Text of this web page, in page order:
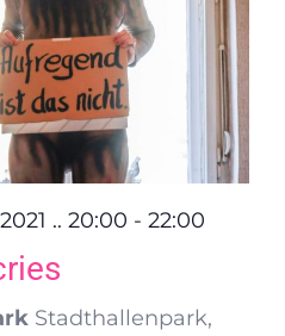
.. 20:00 - 22:00
Stadthallenpark,